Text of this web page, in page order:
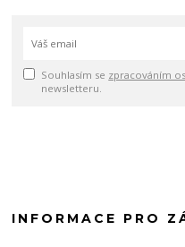
Souhlasím se zpracováním
newsletteru.
INFORMACE PRO